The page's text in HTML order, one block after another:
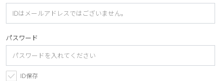
1 Day
2 Weeks
1 Month
3~6 Months
よりどりキット
カラー
パスワード
ID保存